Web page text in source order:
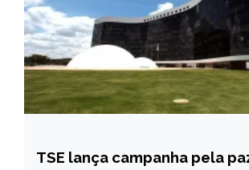
BRASIL
TSE lança campanha pela